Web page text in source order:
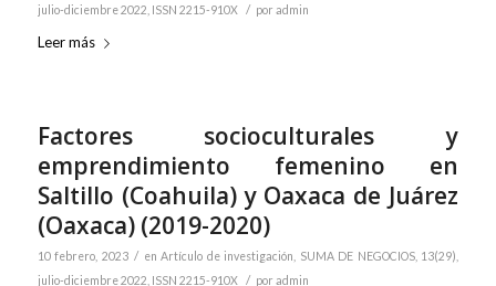
julio-diciembre 2022, ISSN 2215-910X
/ por admin
Leer más
Factores socioculturales y
emprendimiento femenino en
Saltillo (Coahuila) y Oaxaca de Juárez
(Oaxaca) (2019-2020)
10 febrero, 2023 / enArtículo de investigación
SUMA DE NEGOCIOS, 13(29),
julio-diciembre 2022, ISSN 2215-910X
/ por admin